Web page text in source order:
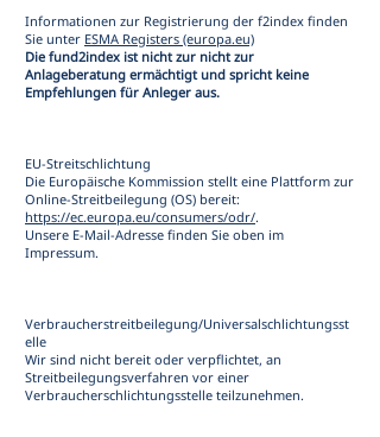
Informationen zur Registrierung der f2index finden
Sie unter ESMA Registers (europa.eu)
Die fund2index ist nicht zur nicht zur
Anlageberatung ermächtigt und spricht keine
Empfehlungen für Anleger aus.
EU-Streitschlichtung
Die Europäische Kommission stellt eine Plattform zur
Online-Streitbeilegung (OS) bereit:
https://ec.europa.eu/consumers/odr/.
Unsere E-Mail-Adresse finden Sie oben im
Impressum.
Verbraucherstreitbeilegung/Universalschlichtungsst
elle
Wir sind nicht bereit oder verpflichtet, an
Streitbeilegungsverfahren vor einer
Verbraucherschlichtungsstelle teilzunehmen.